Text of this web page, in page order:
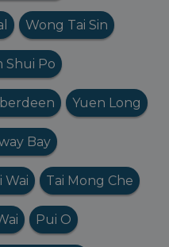
Wong Tai Sin
Shui Po
Yuen Long
Bay
Wai Tai Mong Che
Pui O